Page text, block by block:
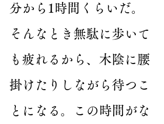
分から1時間くらいだ。
そんなとき無駄に歩いて
も疲れるから、木陰に腰
掛けたりしながら待つこ
とになる。この時間がな